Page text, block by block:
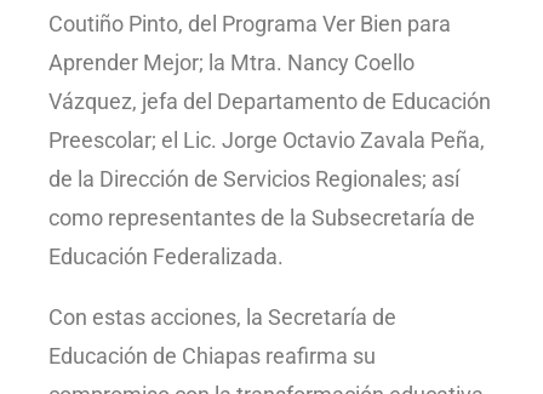
Coutiño Pinto, del Programa Ver Bien para
Aprender Mejor; la Mtra. Nancy Coello
Vázquez, jefa del Departamento de Educación
Preescolar; el Lic. Jorge Octavio Zavala Peña,
de la Dirección de Servicios Regionales; así
como representantes de la Subsecretaría de
Educación Federalizada.
Con estas acciones, la Secretaría de
Educación de Chiapas reafirma su